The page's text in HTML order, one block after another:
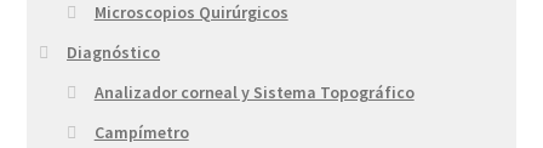
Microscopios Quirúrgicos
Diagnóstico
Analizador corneal y Sistema Topográfico
Campímetro